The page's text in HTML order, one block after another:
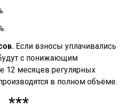
Если взносы уплачивались
с понижающим
12 месяцев регулярных
в полном объёме.
***